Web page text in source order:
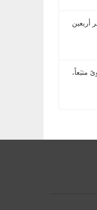
أربعين
متبَعاً،